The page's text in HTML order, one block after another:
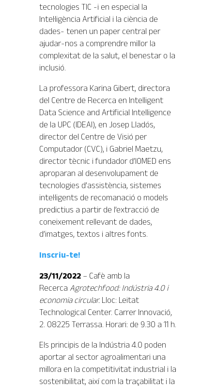
tecnologies TIC -i en especial la
Intel·ligència Artificial i la ciència de
dades- tenen un paper central per
ajudar-nos a comprendre millor la
complexitat de la salut, el benestar o la
inclusió.
La professora Karina Gibert, directora
del Centre de Recerca en Intelligent
Data Science and Artificial Intelligence
de la UPC (IDEAI), en Josep Lladós,
director del Centre de Visió per
Computador (CVC), i Gabriel Maetzu,
director tècnic i fundador d’IOMED ens
aproparan al desenvolupament de
tecnologies d’assistència, sistemes
intel·ligents de recomanació o models
predictius a partir de l’extracció de
coneixement rellevant de dades,
d’imatges, textos i altres fonts.
Inscriu-te!
23/11/2022– Cafè amb la
Recerca Agrotechfood: Indústria 4.0 i
economia circular. Lloc: Leitat
Technological Center. Carrer Innovació,
2. 08225 Terrassa. Horari: de 9.30 a 11 h.
Els principis de la Indústria 4.0 poden
aportar al sector agroalimentari una
millora en la competitivitat industrial i la
sostenibilitat, així com la traçabilitat i la